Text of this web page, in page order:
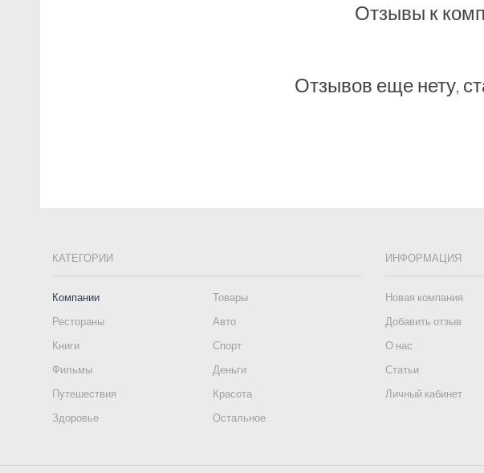
Отзывы к
Отзывов еще нету,
КАТЕГОРИИ
Компании
Товары
Рестораны
Авто
Книги
Спорт
Фильмы
Деньги
Путешествия
Красота
Здоровье
Остальное
ИНФОРМАЦИЯ
Новая компания
Добавить отзыв
О нас
Статьи
Личный кабинет